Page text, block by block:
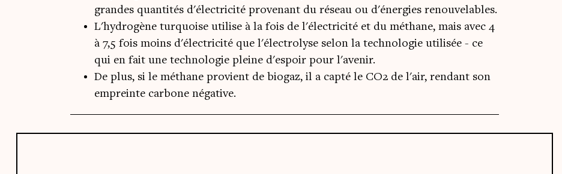
grandes quantités d'électricité provenant du réseau ou d'énergies renouvelables.
L'hydrogène turquoise utilise à la fois de l'électricité et du méthane, mais avec 4
à 7,5 fois moins d'électricité que l'électrolyse selon la technologie utilisée - ce
qui en fait une technologie pleine d'espoir pour l'avenir.
De plus, si le méthane provient de biogaz, il a capté le CO2 de l'air, rendant son
empreinte carbone négative.